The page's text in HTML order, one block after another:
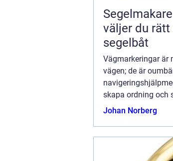
Segelmakare
väljer du
segelbåt
Vägmarkeringar är
vägen; de är
skapa ordning och
Dessa
Johan Norberg